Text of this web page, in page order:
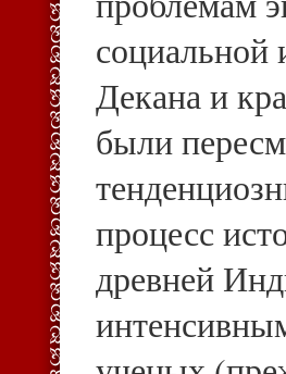
социальной
Декана и
были
процесс
древней